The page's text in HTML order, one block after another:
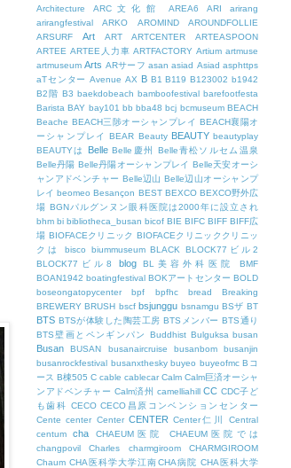
Architecture
ARC文化館 AREA6 ARI
arirang
arirangfestival
ARKO AROMIND
AROUNDFOLLIE
ARSURF
Art ART ARTCENTER
ARTEASPOON
ARTEE ARTEE人力車 ARTFACTORY Artium artmuse
artmuseum Arts ARサーフ asan asiad Asiad asphttps
aTセンター Avenue AX B B1 B119 B123002 b1942
B2階 B3 baekdobeach bamboofestival barefootfesta
Barista BAY bay101 bb bba48 bcj bcmuseum BEACH
Beache BEACH三陟オーシャンプレイ BEACH襄陽オ
ーシャンプレイ
BEAR Beauty BEAUTY beautyplay
BEAUTYは
Belle Belle慶州
Belle青松ソルセム温泉
Belle丹陽 Belle丹陽オーシャンプレイ Belle天安オーシ
ャンアドベンチャー Belle辺山 Belle辺山オーシャンプ
レイ beomeo Besançon BEST BEXCO BEXCO野外広
場 BGNパルグンヌン眼科医院は2000年に設立され
bhm bi bibliotheca_busan bicof BIE BIFC BIFF BIFF広
場 BIOFACEクリニック BIOFACEクリニッククリニッ
クは
bisco biummuseum BLACK
BLOCK77ビル2
BLOCK77ビル8
blog BL美容外科医院
BMF
BOAN1942 boatingfestival BOKアートセンター BOLD
boseongatopycenter
bpf bpfhc bread
Breaking
BREWERY BRUSH bscf bsjunggu bsnamgu BSザ BT
BTS BTSが体験した陶芸工房 BTSメンバー BTS通り
BTS壁画とペンギンパン
Buddhist Bulguksa busan
Busan BUSAN busanaircruise busanbom
busanjin
busanrockfestival busanxthesky buyeo buyeofmc Bコ
ース B棟505 C cable cablecar Calm Calm巨済オーシャ
ンアドベンチャー Calm済州 camelliahill CC CDC子ど
も歯科 CECO CECO昌原コンベンションセンター
Cente center Center CENTER Center仁川
Central
centum
cha CHAEUM医院
CHAEUM医院では
changpovil
Charles charmgiroom
CHARMGIROOM
Chaum CHA医科学大学江南CHA病院 CHA医科大学